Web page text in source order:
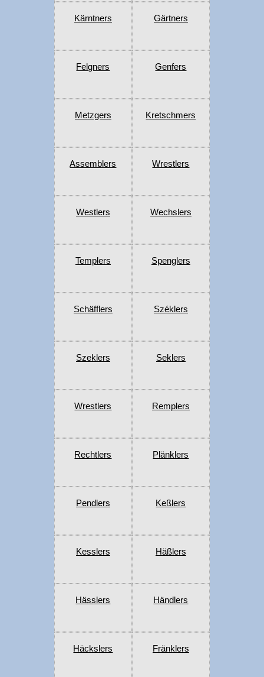
Kärntners Gärtners
Felgners Genfers
Metzgers Kretschmers
Assemblers Wrestlers
Westlers Wechslers
Templers Spenglers
Schäfflers Széklers
Szeklers Seklers
Wrestlers Remplers
Rechtlers Plänklers
Pendlers Keßlers
Kesslers Häßlers
Hässlers Händlers
Häckslers Fränklers